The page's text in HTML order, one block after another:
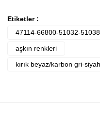
Etiketler :
47114-66800-51032-51038
aşkın renkleri
kırık beyaz/karbon gri-